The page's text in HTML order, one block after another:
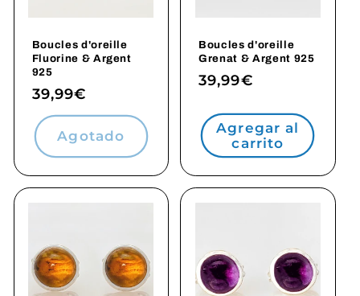
Boucles d'oreille
Fluorine & Argent
925
Precio
habitual
39,99€
Agotado
Boucles d'oreille
Grenat & Argent 925
Precio
39,99€
Agregar al
carrito